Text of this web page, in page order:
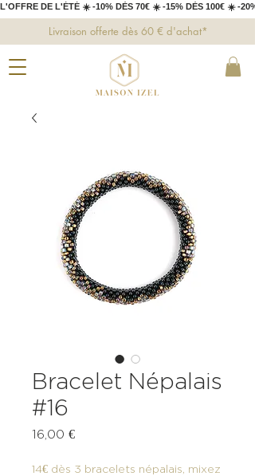
Livraison offerte dès 60 € d'achat*
L'OFFRE DE L'ÉTÉ ☀️ -10% DÈS 70€ ☀️ -15% DÈS 100€ ☀️ -
Bracelet Népalais
#16
16,00 €Prix
14€ dès 3 bracelets népalais, mixez